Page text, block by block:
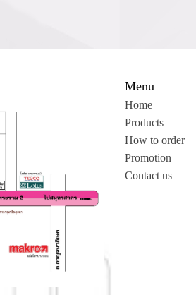
Menu
Home
Products
How to order
Promotion
Contact us